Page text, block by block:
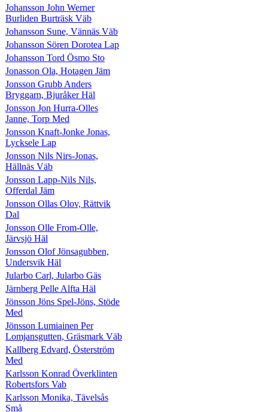
Johansson John Werner
Burliden Burträsk Väb
Johansson Sune, Vännäs Väb
Johansson Sören Dorotea Lap
Johansson Tord Ösmo Sto
Jonasson Ola, Hotagen Jäm
Jonsson Grubb Anders
Bryggarn, Bjuråker Häl
Jonsson Jon Hurra-Olles
Janne, Torp Med
Jonsson Knaft-Jonke Jonas,
Lycksele Lap
Jonsson Nils Nirs-Jonas,
Hällnäs Väb
Jonsson Lapp-Nils Nils,
Offerdal Jäm
Jonsson Ollas Olov, Rättvik
Dal
Jonsson Olle From-Olle,
Järvsjö Häl
Jonsson Olof Jönsagubben,
Undersvik Häl
Jularbo Carl, Jularbo Gäs
Järnberg Pelle Alfta Häl
Jönsson Jöns Spel-Jöns, Stöde
Med
Jönsson Lumiainen Per
Lomjansgutten, Gräsmark Väb
Kallberg Edvard, Österström
Med
Karlsson Konrad Överklinten
Robertsfors Vab
Karlsson Monika, Tävelsås
Små